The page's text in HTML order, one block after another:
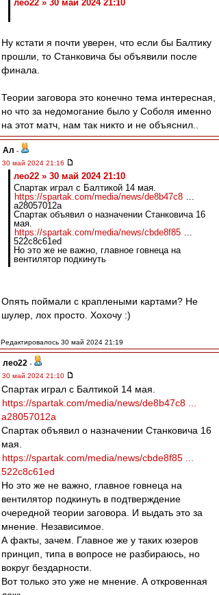
лео22 » 30 май 2024 21:10
Ну кстати я почти уверен, что если бы Балтику
прошли, то Станковича бы объявили после
финала.
Теории заговора это конечно тема интересная,
но что за недомогание было у Соболя именно
на этот матч, нам так никто и не объяснил..
Ал -
30 май 2024 21:16
лео22 » 30 май 2024 21:10
Спартак играл с Балтикой 14 мая.
https://spartak.com/media/news/de8b47c8 ...
a28057012a
Спартак объявил о назначении Станковича 16
мая.
https://spartak.com/media/news/cbde8f85 ...
522c8c61ed
Но это же не важно, главное говнеца на
вентилятор подкинуть
Опять поймали с краплеными картами? Не
шулер, лох просто. Хохочу :)
Редактировалось 30 май 2024 21:19
лео22 -
30 май 2024 21:10
Спартак играл с Балтикой 14 мая.
https://spartak.com/media/news/de8b47c8 ...
a28057012a
Спартак объявил о назначении Станковича 16
мая.
https://spartak.com/media/news/cbde8f85 ...
522c8c61ed
Но это же не важно, главное говнеца на
вентилятор подкинуть в подтверждение
очередной теории заговора. И выдать это за
мнение. Независимое.
А факты, зачем. Главное же у таких юзеров
принцип, типа в вопросе не разбираюсь, но
вокруг бездарности.
Вот только это уже не мнение. А откровенная